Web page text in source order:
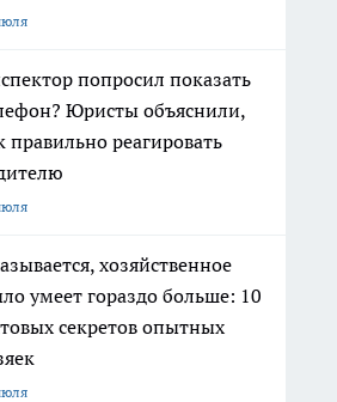
попросил показать
Юристы объяснили,
правильно реагировать
хозяйственное
умеет гораздо больше: 10
секретов опытных